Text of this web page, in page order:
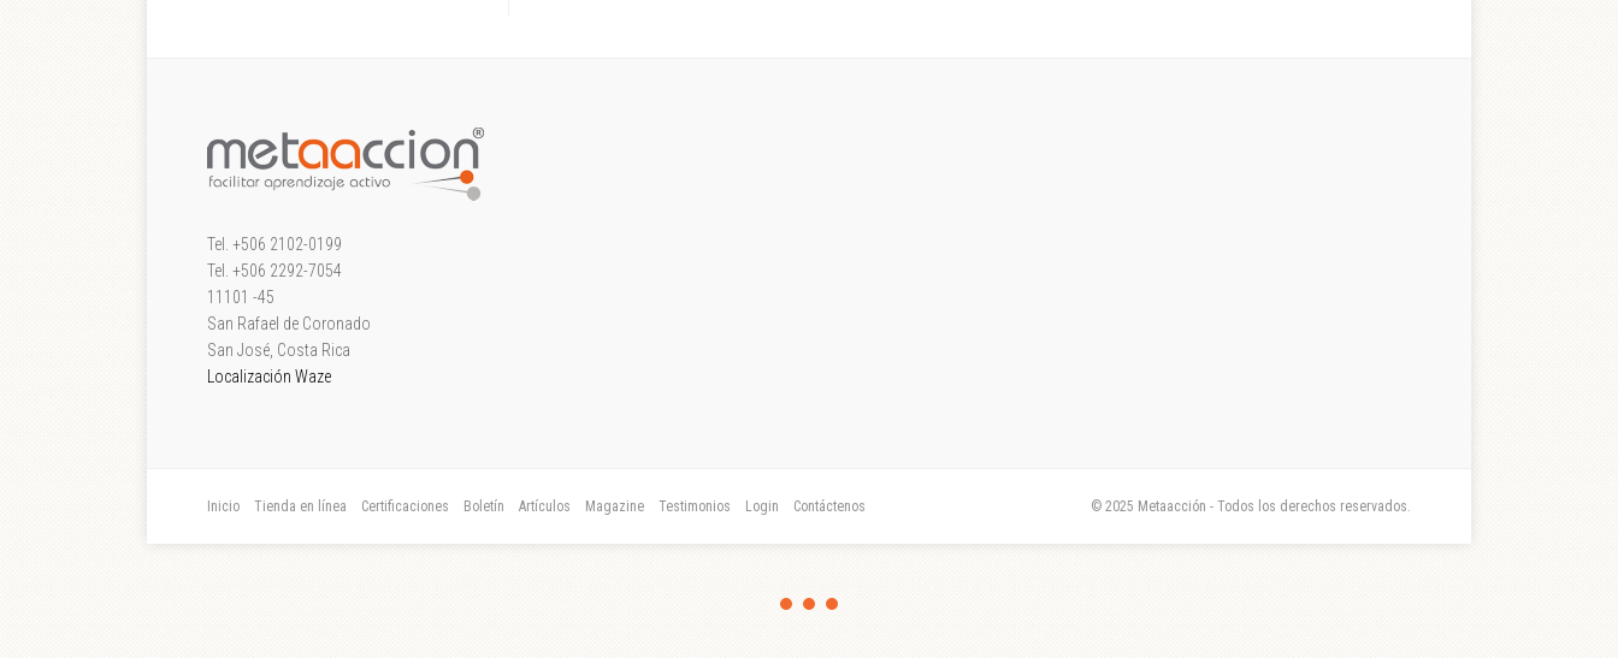
Tel. +506 2102-0199
Tel. +506 2292-7054
11101 -45
San Rafael de Coronado
San José, Costa Rica
Localización Waze
Inicio Tienda en línea Certificaciones Boletín Artículos Magazine Testimonios Login Contáctenos © 2025 Metaacción - Todos los derechos reservados.